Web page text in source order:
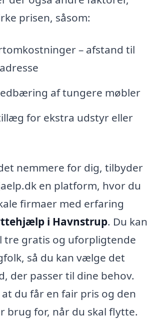
prisen, såsom:
– afstand til
af tungere møbler
for ekstra udstyr eller
nemmere for dig, tilbyder
en platform, hvor du
firmaer med erfaring
i Havnstrup. Du kan
tre gratis og uforpligtende
så du kan vælge det
der passer til dine behov.
du får en fair pris og den
brug for, når du skal flytte.